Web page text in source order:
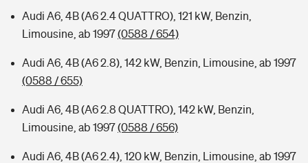
Audi A6, 4B (A6 2.4 QUATTRO), 121 kW, Benzin,
Limousine, ab 1997(0588 / 654)
Audi A6, 4B (A6 2.8), 142 kW, Benzin, Limousine, ab 1997
(0588 / 655)
Audi A6, 4B (A6 2.8 QUATTRO), 142 kW, Benzin,
Limousine, ab 1997(0588 / 656)
Audi A6, 4B (A6 2.4), 120 kW, Benzin, Limousine, ab 1997